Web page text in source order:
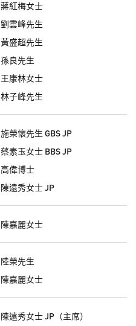
蔣紅梅女士
劉雲峰先生
黃盛超先生
孫良先生
王康林女士
林子峰先生
施榮懷先生 GBS JP
蔡素玉女士 BBS JP
高偉博士
陳遠秀女士 JP
陳嘉麗女士
陸榮先生
陳嘉麗女士
陳遠秀女士 JP（主席）